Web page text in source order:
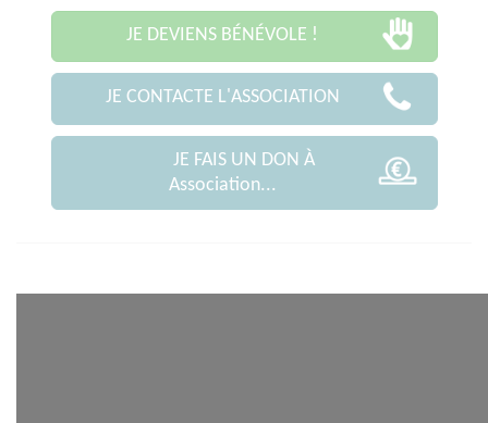
JE DEVIENS BÉNÉVOLE !
JE CONTACTE L'ASSOCIATION
JE FAIS UN DON À
Association...